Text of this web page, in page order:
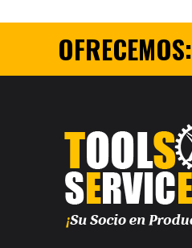
OFRECEMOS: